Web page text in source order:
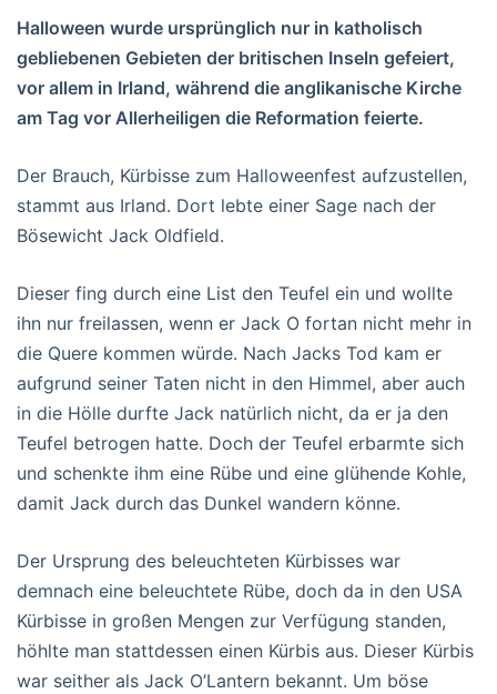
Halloween wurde ursprünglich nur in katholisch
gebliebenen Gebieten der britischen Inseln gefeiert,
vor allem in Irland, während die anglikanische Kirche
am Tag vor Allerheiligen die Reformation feierte.
Der Brauch, Kürbisse zum Halloweenfest aufzustellen,
stammt aus Irland. Dort lebte einer Sage nach der
Bösewicht Jack Oldfield.
Dieser fing durch eine List den Teufel ein und wollte
ihn nur freilassen, wenn er Jack O fortan nicht mehr in
die Quere kommen würde. Nach Jacks Tod kam er
aufgrund seiner Taten nicht in den Himmel, aber auch
in die Hölle durfte Jack natürlich nicht, da er ja den
Teufel betrogen hatte. Doch der Teufel erbarmte sich
und schenkte ihm eine Rübe und eine glühende Kohle,
damit Jack durch das Dunkel wandern könne.
Der Ursprung des beleuchteten Kürbisses war
demnach eine beleuchtete Rübe, doch da in den USA
Kürbisse in großen Mengen zur Verfügung standen,
höhlte man stattdessen einen Kürbis aus. Dieser Kürbis
war seither als Jack O’Lantern bekannt. Um böse